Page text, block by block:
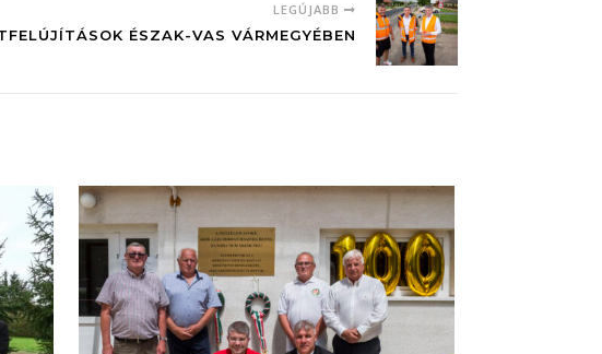
LEGÚJABB
ÉSZAK-VAS VÁRMEGYÉBEN